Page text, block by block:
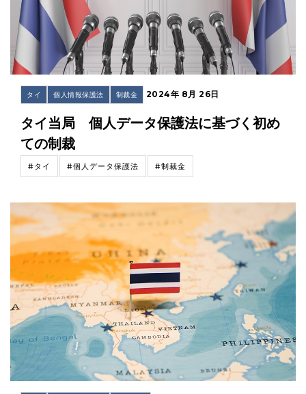
タイ 個人情報保護法 制裁金 2024年 8月 26日
タイ当局 個人データ保護法に基づく初め
ての制裁
#タイ #個人データ保護法 #制裁金